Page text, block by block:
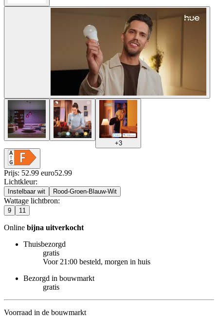
+3
Prijs: 52.99 euro52.99
Lichtkleur:
Instelbaar wit Rood-Groen-Blauw-Wit
Wattage lichtbron:
9 11
Online bijna uitverkocht
Thuisbezorgd
gratis
Voor 21:00 besteld, morgen in huis
Bezorgd in bouwmarkt
gratis
Voorraad in de bouwmarkt